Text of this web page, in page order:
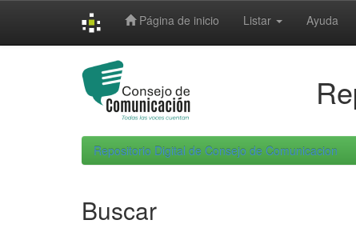
Página de inicio Listar Ayuda
Repositorio Digital de Consejo de Comunicacion
Buscar